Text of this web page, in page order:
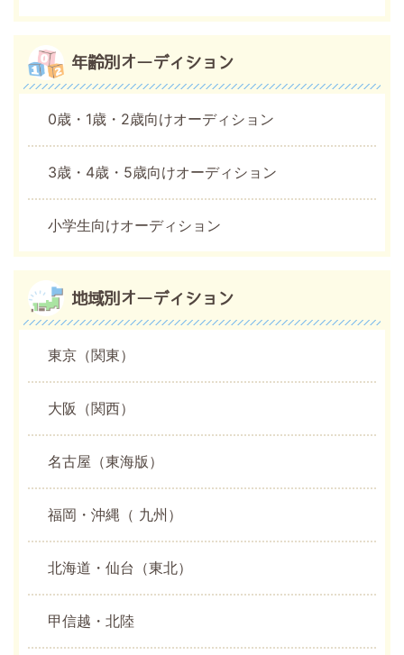
年齢別オーディション
0歳・1歳・2歳向けオーディション
3歳・4歳・5歳向けオーディション
小学生向けオーディション
地域別オーディション
東京（関東）
大阪（関西）
名古屋（東海版）
福岡・沖縄（ 九州）
北海道・仙台（東北）
甲信越・北陸